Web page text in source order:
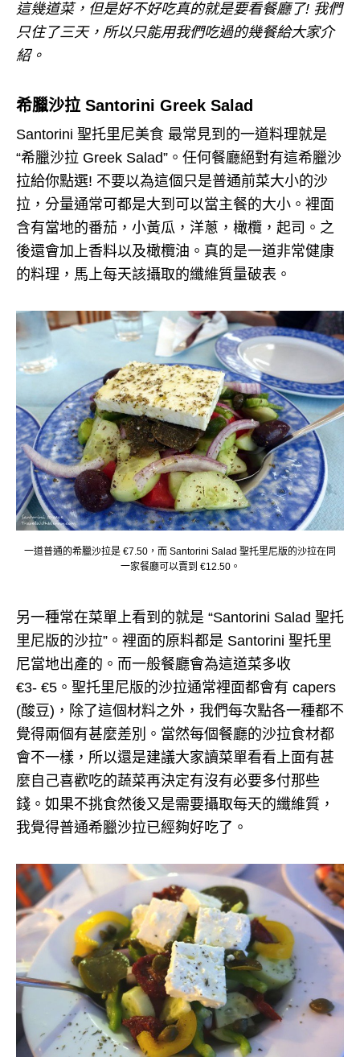
這幾道菜，但是好不好吃真的就是要看餐廳了! 我們
只住了三天，所以只能用我們吃過的幾餐給大家介
紹。
希臘沙拉 Santorini Greek Salad
Santorini 聖托里尼美食 最常見到的一道料理就是
“希臘沙拉 Greek Salad”。任何餐廳絕對有這希臘沙
拉給你點選! 不要以為這個只是普通前菜大小的沙
拉，分量通常可都是大到可以當主餐的大小。裡面
含有當地的番茄，小黃瓜，洋蔥，橄欖，起司。之
後還會加上香料以及橄欖油。真的是一道非常健康
的料理，馬上每天該攝取的纖維質量破表。
一道普通的希臘沙拉是 €7.50，而 Santorini Salad 聖托里尼版的沙拉在同
一家餐廳可以賣到 €12.50。
另一種常在菜單上看到的就是 “Santorini Salad 聖托
里尼版的沙拉”。裡面的原料都是 Santorini 聖托里
尼當地出產的。而一般餐廳會為這道菜多收
€3- €5。聖托里尼版的沙拉通常裡面都會有 capers
(酸豆)，除了這個材料之外，我們每次點各一種都不
覺得兩個有甚麼差別。當然每個餐廳的沙拉食材都
會不一樣，所以還是建議大家讀菜單看看上面有甚
麼自己喜歡吃的蔬菜再決定有沒有必要多付那些
錢。如果不挑食然後又是需要攝取每天的纖維質，
我覺得普通希臘沙拉已經夠好吃了。